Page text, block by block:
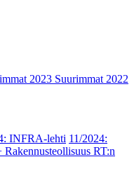
2023 Suurimmat 2022
INFRA-lehti 11/2024:
Rakennusteollisuus RT:n